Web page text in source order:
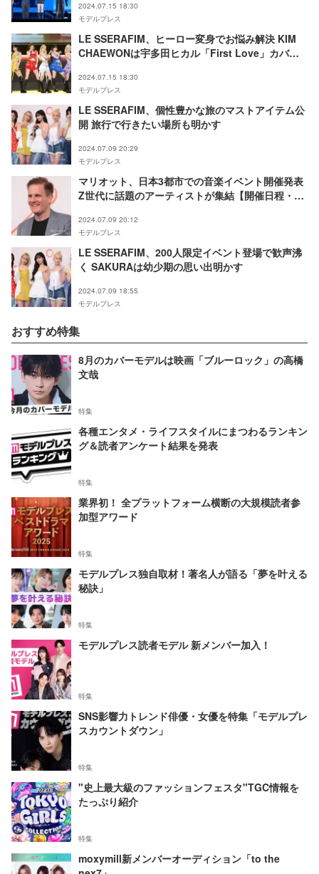
‘FEARNADA’ 2024 S／S - JAPAN＞
2024.07.15 18:30
モデルプレス
LE SSERAFIM、ヒーロー変身でお悩み解決 KIM
CHAEWONは宇多田ヒカル「First Love」カバ
ミ神奈川1日目レポ／‘FEARNADA’ 2024 S／S-
JAPAN】
2024.07.15 18:30
モデルプレス
LE SSERAFIM、個性豊かな旅のマストアイテム公
開 旅行で行きたい場所も明かす
2024.07.09 20:29
モデルプレス
マリオット、日本3都市での音楽イベント開催発表
Z世代に話題のアーティストが集結【開催日程・出
2024.07.09 20:12
モデルプレス
LE SSERAFIM、200人限定イベント登場で歓声沸
く SAKURAは幼少期の思い出明かす
2024.07.09 18:55
モデルプレス
おすすめ特集
8月のカバーモデルは映画「ブルーロック」の高橋
文哉
特集
各種エンタメ・ライフスタイルにまつわるランキン
グ＆読者アンケート結果を発表
特集
業界初！ 全プラットフォーム横断の大規模読者参
加型アワード
特集
モデルプレス独自取材！著名人が語る「夢を叶える
秘訣」
特集
モデルプレス読者モデル 新メンバー加入！
特集
SNS影響力トレンド俳優・女優を特集「モデルプレ
スカウントダウン」
特集
"史上最大級のファッションフェスタ"TGC情報を
たっぷり紹介
特集
moxymill新メンバーオーディション「to the